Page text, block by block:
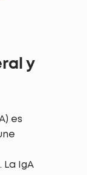
y
es
La IgA